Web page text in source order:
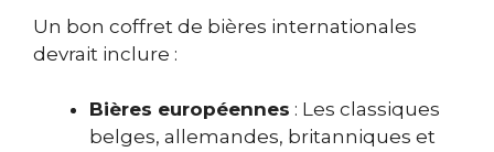
Un bon coffret de bières internationales
devrait inclure :
Bières européennes : Les classiques
belges, allemandes, britanniques et